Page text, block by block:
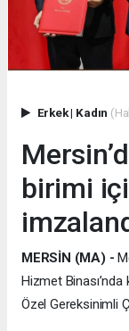
Erkek| Kadın
birimi
MERSİN (MA) -
Hizmet
Özel Gereksinimli